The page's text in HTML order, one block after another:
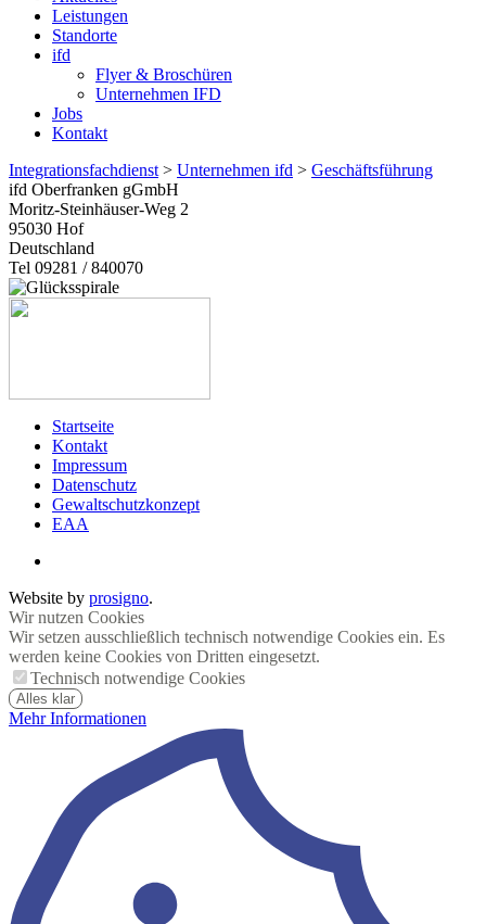
Leistungen
Standorte
ifd
Flyer & Broschüren
Unternehmen IFD
Jobs
Kontakt
Integrationsfachdienst > Unternehmen ifd > Geschäftsführung
ifd Oberfranken gGmbH
Moritz-Steinhäuser-Weg 2
95030 Hof
Deutschland
Tel 09281 / 840070
Startseite
Kontakt
Impressum
Datenschutz
Gewaltschutzkonzept
EAA
Website by prosigno.
Wir nutzen Cookies
Wir setzen ausschließlich technisch notwendige Cookies ein. Es
werden keine Cookies von Dritten eingesetzt.
Technisch notwendige Cookies
Alles klar
Mehr Informationen